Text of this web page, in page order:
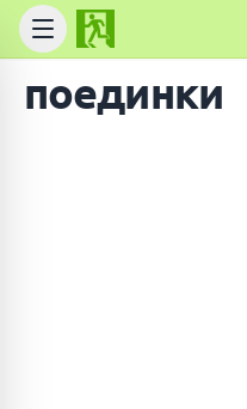
поединки